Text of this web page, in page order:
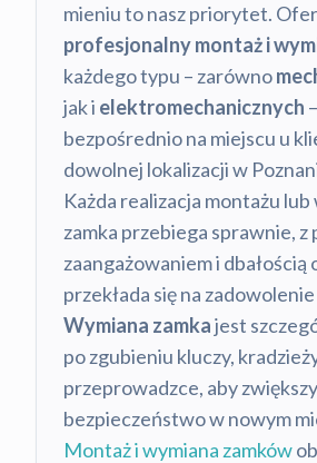
mieniu to nasz priorytet.
profesjonalny montaż i
każdego typu – zarówno
jak i elektromechanicznych –
bezpośrednio na miejscu u
dowolnej lokalizacji w
Każda realizacja montażu
zamka przebiega sprawnie, z
zaangażowaniem i dbałością
przekłada się na
Wymiana zamkajest
po zgubieniu kluczy,
przeprowadzce, aby
bezpieczeństwo w nowym
Montaż i wymiana zamków